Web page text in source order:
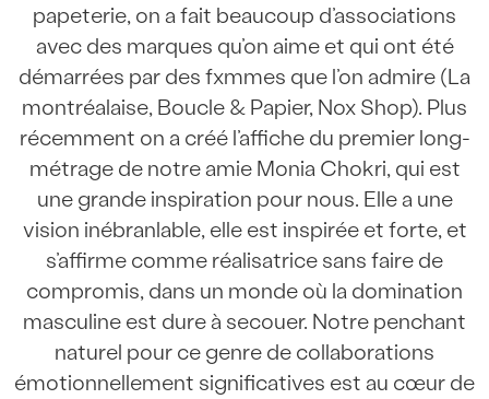
papeterie, on a fait beaucoup d’associations
avec des marques qu’on aime et qui ont été
démarrées par des fxmmes que l’on admire (La
montréalaise, Boucle & Papier, Nox Shop). Plus
récemment on a créé l’affiche du premier long-
métrage de notre amie Monia Chokri, qui est
une grande inspiration pour nous. Elle a une
vision inébranlable, elle est inspirée et forte, et
s’affirme comme réalisatrice sans faire de
compromis, dans un monde où la domination
masculine est dure à secouer. Notre penchant
naturel pour ce genre de collaborations
émotionnellement significatives est au cœur de